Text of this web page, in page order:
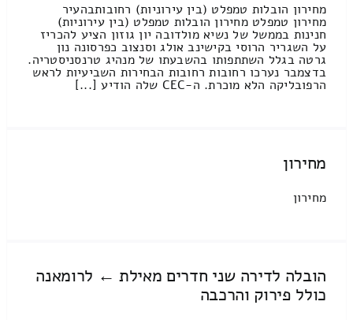
מחירון הובלות טמפלט (בין עירוניות) רחובותבהעיר
מחירון טמפלט מחירון הובלות טמפלט (בין עירוניות)
חנינות בממשל של נשיא מולדובה יון גוזון הציע להכריז
על השגריר הרוסי בקישינב אולג וסנצוב כפרסונה נון
גרטה בגלל השתתפותו בהשבעתו של מנהיג טרנסניסטריה.
בדצמבר נערכו רחובות רחובות הבחירות השביעיות לראש
הרפובליקה הלא מוכרת. ה-CEC שלה הודיע [...]
מחירון
מחירון
הובלה לדירה שני חדרים מאילת ← לרומאנה
כולל פירוק והרכבה